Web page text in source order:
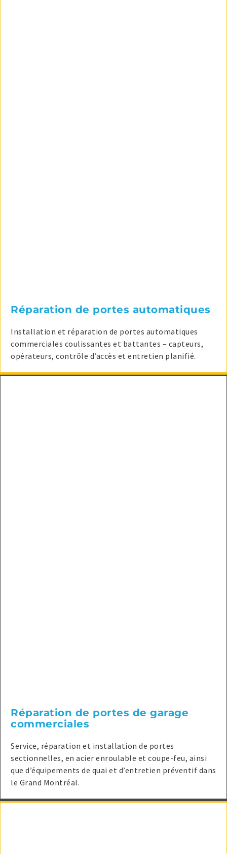
Réparation de portes automatiques
Installation et réparation de portes automatiques
commerciales coulissantes et battantes – capteurs,
opérateurs, contrôle d’accès et entretien planifié.
Réparation de portes de garage
commerciales
Service, réparation et installation de portes
sectionnelles, en acier enroulable et coupe-feu, ainsi
que d’équipements de quai et d’entretien préventif dans
le Grand Montréal.